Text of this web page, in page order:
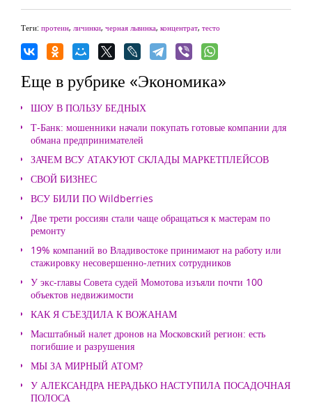
Теги: протеин, личинки, черная львинка, концентрат, тесто
Еще в рубрике «Экономика»
ШОУ В ПОЛЬЗУ БЕДНЫХ
Т-Банк: мошенники начали покупать готовые компании для
обмана предпринимателей
ЗАЧЕМ ВСУ АТАКУЮТ СКЛАДЫ МАРКЕТПЛЕЙСОВ
СВОЙ БИЗНЕС
ВСУ БИЛИ ПО Wildberries
Две трети россиян стали чаще обращаться к мастерам по
ремонту
19% компаний во Владивостоке принимают на работу или
стажировку несовершенно-летних сотрудников
У экс-главы Совета судей Момотова изъяли почти 100
объектов недвижимости
КАК Я СЪЕЗДИЛА К ВОЖАНАМ
Масштабный налет дронов на Московский регион: есть
погибшие и разрушения
МЫ ЗА МИРНЫЙ АТОМ?
У АЛЕКСАНДРА НЕРАДЬКО НАСТУПИЛА ПОСАДОЧНАЯ
ПОЛОСА